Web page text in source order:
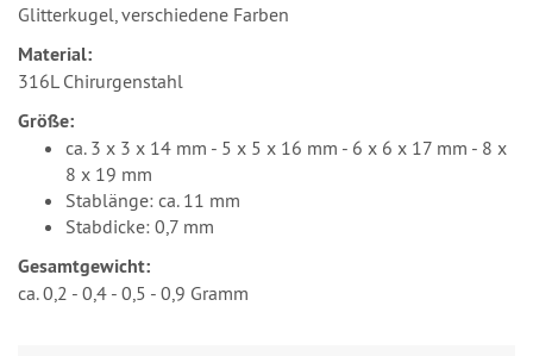
Glitterkugel, verschiedene Farben
Material:
316L Chirurgenstahl
Größe:
ca. 3 x 3 x 14 mm - 5 x 5 x 16 mm - 6 x 6 x 17 mm - 8 x
8 x 19 mm
Stablänge: ca. 11 mm
Stabdicke: 0,7 mm
Gesamtgewicht:
ca. 0,2 - 0,4 - 0,5 - 0,9 Gramm